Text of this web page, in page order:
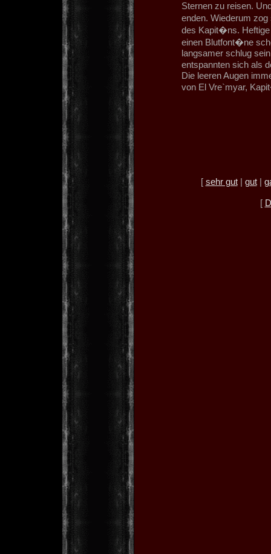
Sternen zu reisen.
enden. Wiederum
des Kapit�ns.
einen Blutfont�ne
langsamer schlug
entspannten sich als
Die leeren Augen
von El Vre`myar,
[ sehr gut| gut|
[